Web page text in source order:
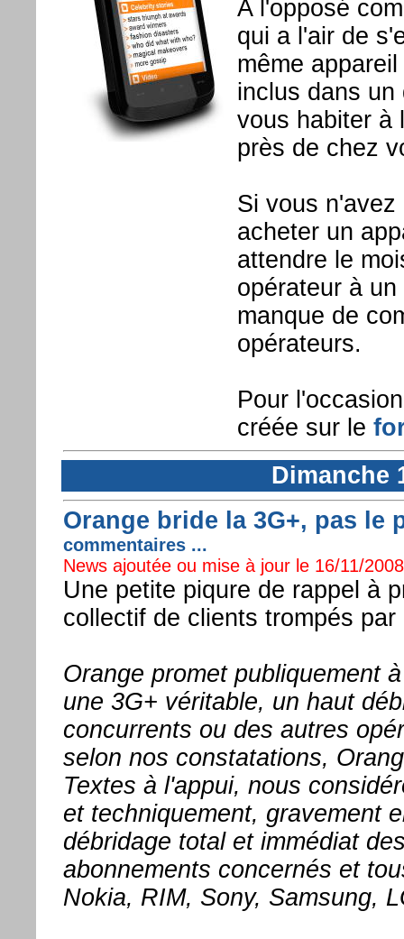
A l'opposé
qui a l'air de
même
inclus dans un
vous habiter à
près de chez
Si vous
acheter un
attendre le
opérateur à
manque de
opérateurs.
Pour
créée sur le
Dimanche
Orange bride la 3G+, pas le
commentaires ...
News ajoutée ou mise à jour le 16/11/
Une petite piqure de rappel à
collectif de clients trompés par
Orange promet publiquement
une 3G+ véritable, un haut
concurrents ou des autres
selon nos constatations,
Textes à l'appui, nous
et techniquement, gravement
débridage total et immédiat
abonnements concernés et
Nokia, RIM, Sony, Samsung,